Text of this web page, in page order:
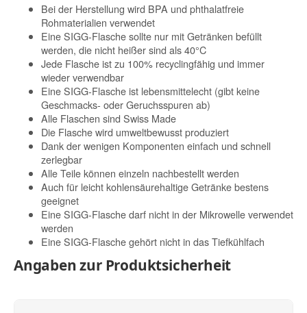
Bei der Herstellung wird BPA und phthalatfreie
Rohmaterialien verwendet
Eine SIGG-Flasche sollte nur mit Getränken befüllt
werden, die nicht heißer sind als 40°C
Jede Flasche ist zu 100% recyclingfähig und immer
wieder verwendbar
Eine SIGG-Flasche ist lebensmittelecht (gibt keine
Geschmacks- oder Geruchsspuren ab)
Alle Flaschen sind Swiss Made
Die Flasche wird umweltbewusst produziert
Dank der wenigen Komponenten einfach und schnell
zerlegbar
Alle Teile können einzeln nachbestellt werden
Auch für leicht kohlensäurehaltige Getränke bestens
geeignet
Eine SIGG-Flasche darf nicht in der Mikrowelle verwendet
werden
Eine SIGG-Flasche gehört nicht in das Tiefkühlfach
Angaben zur Produktsicherheit